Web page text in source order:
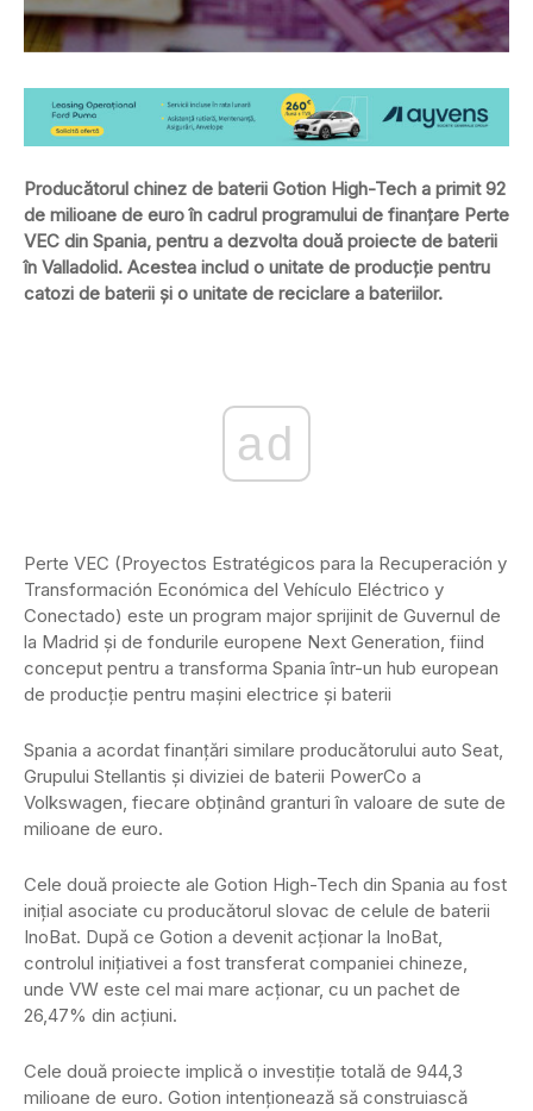
Producătorul chinez de baterii Gotion High-Tech a primit 92
de milioane de euro în cadrul programului de finanțare Perte
VEC din Spania, pentru a dezvolta două proiecte de baterii
în Valladolid. Acestea includ o unitate de producție pentru
catozi de baterii și o unitate de reciclare a bateriilor.
ad
Perte VEC (Proyectos Estratégicos para la Recuperación y
Transformación Económica del Vehículo Eléctrico y
Conectado) este un program major sprijinit de Guvernul de
la Madrid și de fondurile europene Next Generation, fiind
conceput pentru a transforma Spania într-un hub european
de producție pentru mașini electrice și baterii
Spania a acordat finanțări similare producătorului auto Seat,
Grupului Stellantis și diviziei de baterii PowerCo a
Volkswagen, fiecare obținând granturi în valoare de sute de
milioane de euro.
Cele două proiecte ale Gotion High-Tech din Spania au fost
inițial asociate cu producătorul slovac de celule de baterii
InoBat. După ce Gotion a devenit acționar la InoBat,
controlul inițiativei a fost transferat companiei chineze,
unde VW este cel mai mare acționar, cu un pachet de
26,47% din acțiuni.
Cele două proiecte implică o investiție totală de 944,3
milioane de euro. Gotion intenționează să construiască